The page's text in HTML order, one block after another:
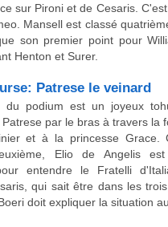
sur Pironi et de Cesaris.
Mansell est classé
son premier point pour
Henton et Surer.
Patrese le veinard
du podium est un joyeux
par le bras à travers la
et à la princesse Grace.
Elio de Angelis
entendre le Fratelli
qui sait être dans les
doit expliquer la situation